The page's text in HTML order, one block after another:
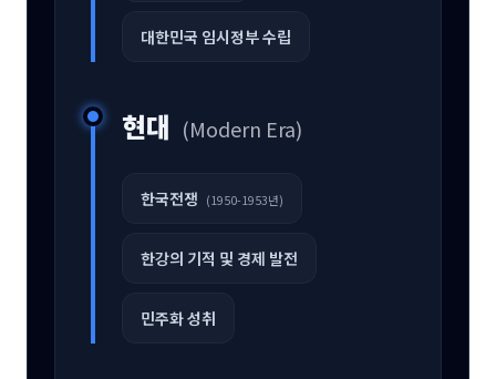
대한민국 임시정부 수립
현대 (Modern Era)
한국전쟁 (1950-1953년)
한강의 기적 및 경제 발전
민주화 성취